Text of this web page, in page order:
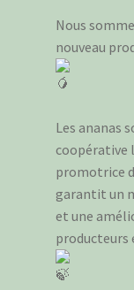
Nous
nouveau
Les ananas
coopérative
promotrice
garantit un
et une
producteurs